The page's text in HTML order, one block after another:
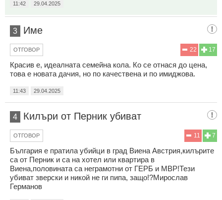
11:42 29.04.2025
3 Име
17
22
ОТГОВОР
Красив е, идеалната семейна кола. Ко се отнася до цена,
това е новата дачия, но по качествена и по имиджова.
11:43 29.04.2025
4 Килъри от Перник убиват
7
11
ОТГОВОР
България е пратила убийци в град Виена Австрия,килърите
са от Перник и са на хотел или квартира в
Виена,половината са неграмотни от ГЕРБ и МВР!Тези
убиват зверски и никой не ги пипа, защо!?Мирослав
Германов